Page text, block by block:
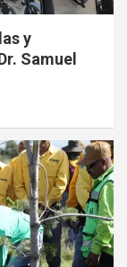
y
Samuel